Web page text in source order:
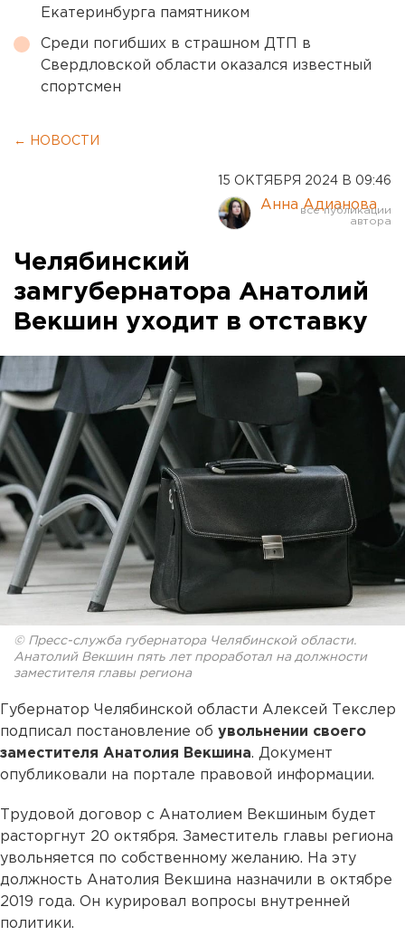
Екатеринбурга памятником
Среди погибших в страшном ДТП в
Свердловской области оказался известный
спортсмен
← НОВОСТИ
15 ОКТЯБРЯ 2024 В 09:46
Анна Адианова
Челябинский
замгубернатора Анатолий
Векшин уходит в отставку
© Пресс-служба губернатора Челябинской области.
Анатолий Векшин пять лет проработал на должности
заместителя главы региона
Губернатор Челябинской области Алексей Текслер
подписал постановление об увольнении своего
заместителя Анатолия Векшина. Документ
опубликовали на портале правовой информации.
Трудовой договор с Анатолием Векшиным будет
расторгнут 20 октября. Заместитель главы региона
увольняется по собственному желанию. На эту
должность Анатолия Векшина назначили в октябре
2019 года. Он курировал вопросы внутренней
политики.